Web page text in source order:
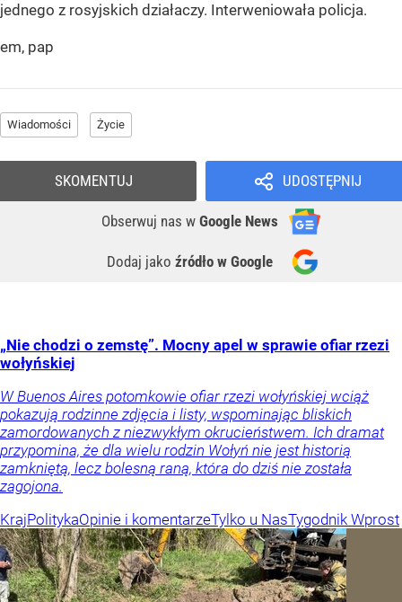
jednego z rosyjskich działaczy. Interweniowała policja.
em, pap
Wiadomości Życie
UDOSTĘPNIJ
Obserwuj nas w Google News
Dodaj jako źródło w Google
SKOMENTUJ
„Nie chodzi o zemstę”. Mocny apel w sprawie ofiar rzezi
wołyńskiej
W Buenos Aires potomkowie ofiar rzezi wołyńskiej wciąż
pokazują rodzinne zdjęcia i listy, wspominając bliskich
zamordowanych z niezwykłym okrucieństwem. Ich dramat
przypomina, że dla wielu rodzin Wołyń nie jest historią
zamkniętą, lecz bolesną raną, która do dziś nie została
zagojona.
KrajPolitykaOpinie i komentarzeTylko u NasTygodnik Wprost